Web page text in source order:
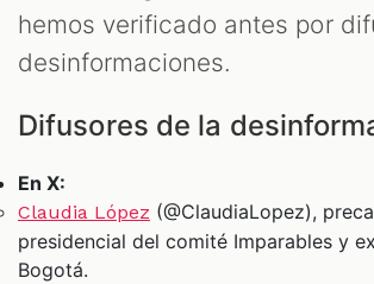
hemos verificado antes por
desinformaciones.
Difusores de la
En X:
Claudia López (@ClaudiaLopez),
presidencial del comité Imparables y
Bogotá.